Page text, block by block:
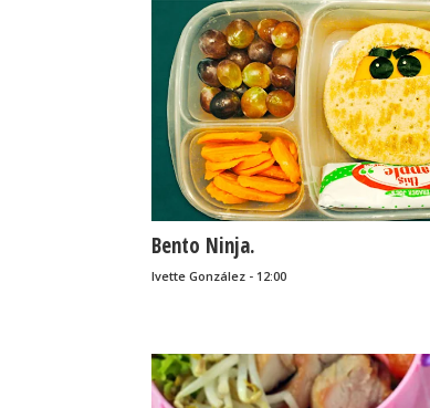
Bento Ninja.
Ivette González - 12:00